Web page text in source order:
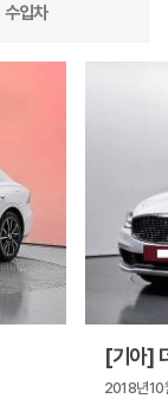
수입차
[기아]
2018년10